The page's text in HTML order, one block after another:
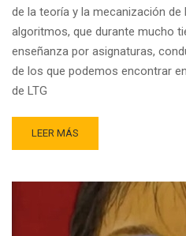
de la teoría y la mecanización
algoritmos, que durante mucho
enseñanza por asignaturas,
de los que podemos encontrar
de LTG
READ
MORE
LOS
LEER MÁS